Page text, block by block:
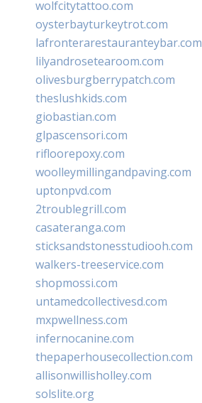
wolfcitytattoo.com
oysterbayturkeytrot.com
lafronterarestauranteybar.com
lilyandrosetearoom.com
olivesburgberrypatch.com
theslushkids.com
giobastian.com
glpascensori.com
rifloorepoxy.com
woolleymillingandpaving.com
uptonpvd.com
2troublegrill.com
casateranga.com
sticksandstonesstudiooh.com
walkers-treeservice.com
shopmossi.com
untamedcollectivesd.com
mxpwellness.com
infernocanine.com
thepaperhousecollection.com
allisonwillisholley.com
solslite.org